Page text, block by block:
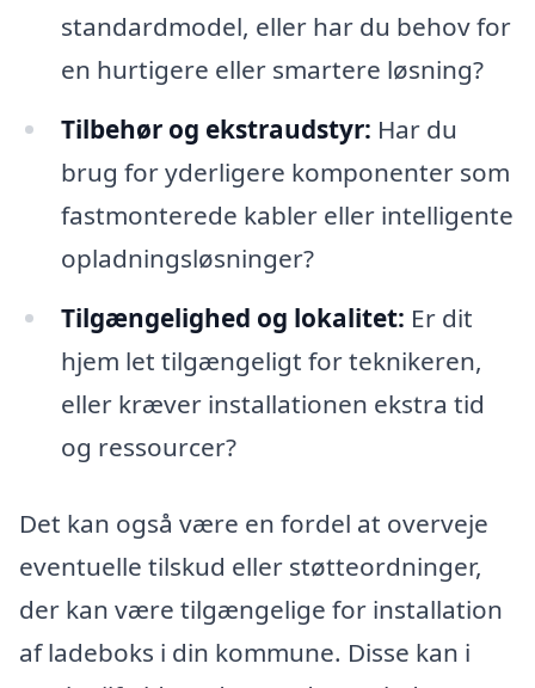
standardmodel, eller har du behov for
en hurtigere eller smartere løsning?
Tilbehør og ekstraudstyr: Har du
brug for yderligere komponenter som
fastmonterede kabler eller intelligente
opladningsløsninger?
Tilgængelighed og lokalitet: Er dit
hjem let tilgængeligt for teknikeren,
eller kræver installationen ekstra tid
og ressourcer?
Det kan også være en fordel at overveje
eventuelle tilskud eller støtteordninger,
der kan være tilgængelige for installation
af ladeboks i din kommune. Disse kan i